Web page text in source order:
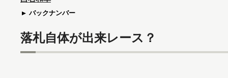
バックナンバー
落札自体が出来レース？